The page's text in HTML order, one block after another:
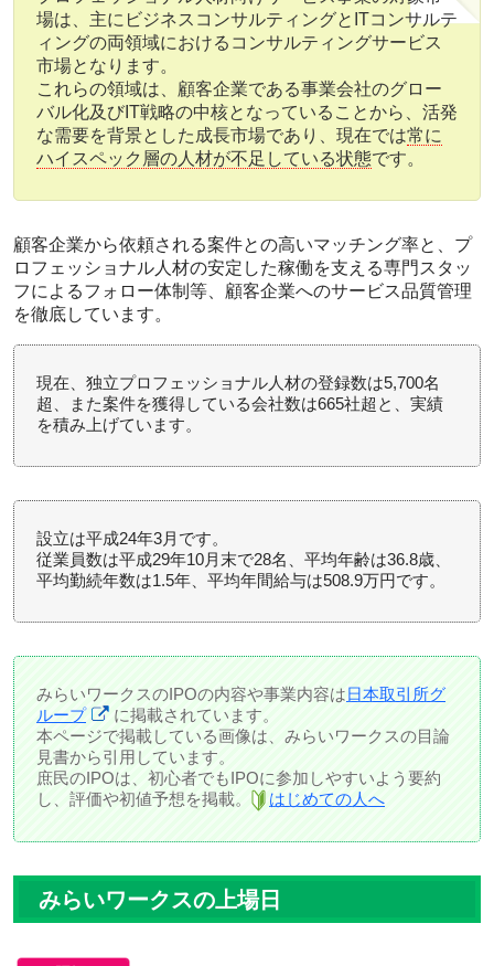
場は、主にビジネスコンサルティングとITコンサルテ
ィングの両領域におけるコンサルティングサービス
市場となります。
これらの領域は、顧客企業である事業会社のグロー
バル化及びIT戦略の中核となっていることから、活発
な需要を背景とした成長市場であり、現在では常に
ハイスペック層の人材が不足している状態です。
顧客企業から依頼される案件との高いマッチング率と、プ
ロフェッショナル人材の安定した稼働を支える専門スタッ
フによるフォロー体制等、顧客企業へのサービス品質管理
を徹底しています。
現在、独立プロフェッショナル人材の登録数は5,700名
超、また案件を獲得している会社数は665社超と、実績
を積み上げています。
設立は平成24年3月です。
従業員数は平成29年10月末で28名、平均年齢は36.8歳、
平均勤続年数は1.5年、平均年間給与は508.9万円です。
みらいワークスのIPOの内容や事業内容は日本取引所グ
ループ
に掲載されています。
本ページで掲載している画像は、みらいワークスの目論
見書から引用しています。
庶民のIPOは、初心者でもIPOに参加しやすいよう要約
し、評価や初値予想を掲載。
はじめての人へ
みらいワークスの上場日